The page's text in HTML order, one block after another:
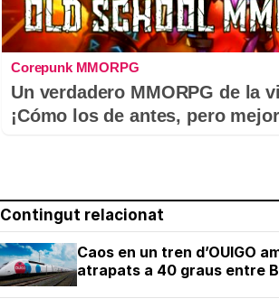
Corepunk MMORPG
Un verdadero MMORPG de la
¡Cómo los de antes, pero
Contingut relacionat
Caos en un tren d’OUIGO
atrapats a 40 graus entre